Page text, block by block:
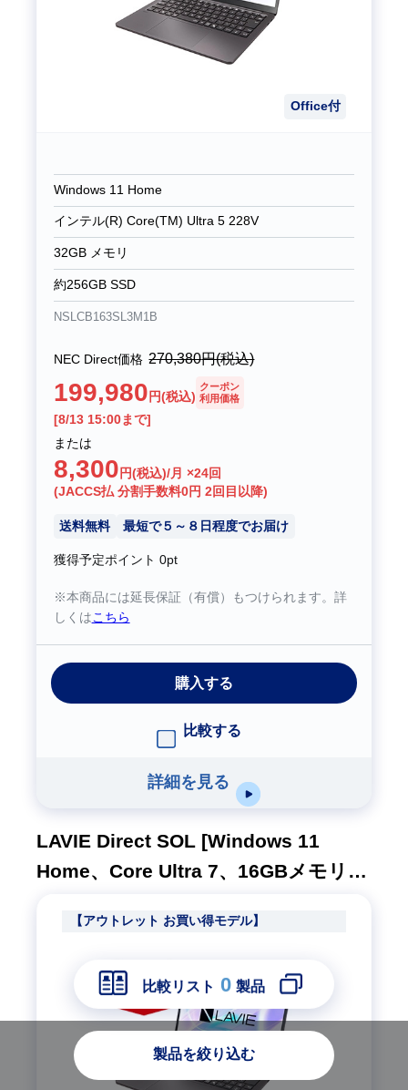
Office付
Windows 11 Home
インテル(R) Core(TM) Ultra 5 228V
32GB メモリ
約256GB SSD
NSLCB163SL3M1B
NEC Direct価格 270,380円(税込)
199,980 円(税込)
クーポン
利用価格
[8/13 15:00まで]
または
8,300 円(税込)/月 ×24回
(JACCS払 分割手数料0円 2回目以降)
送料無料 最短で５～８日程度でお届け
獲得予定ポイント 0pt
※本商品には延長保証（有償）もつけられます。詳
しくは こちら
購入する
比較する
詳細を見る
LAVIE Direct SOL [Windows 11
Home、Core Ultra 7、16GBメモリ、
H&B、ムーンブラック、1年間保証]
【アウトレット お買い得モデル】
製品を絞り込む
比較リスト 0 製品